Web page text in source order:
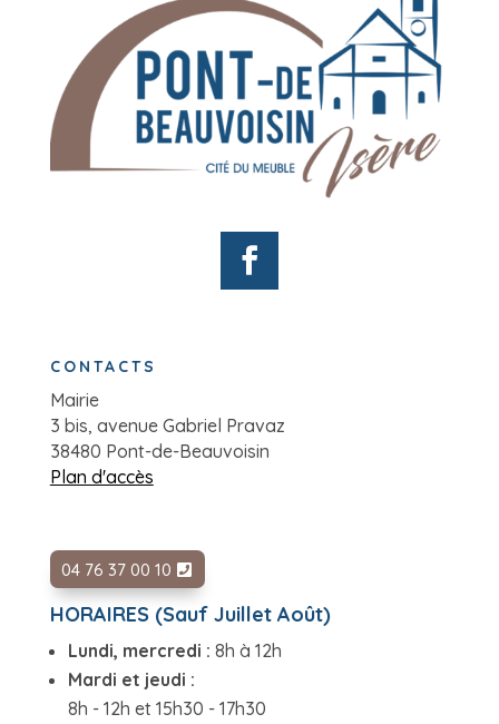
CONTACTS
Mairie
3 bis, avenue Gabriel Pravaz
38480 Pont-de-Beauvoisin
Plan d'accès
04 76 37 00 10
HORAIRES (Sauf Juillet Août)
Lundi, mercredi : 8h à 12h
Mardi et jeudi :
8h - 12h et 15h30 - 17h30